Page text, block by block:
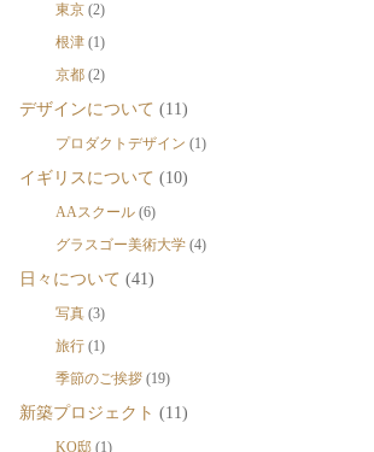
東京(2)
根津(1)
京都(2)
デザインについて (11)
プロダクトデザイン (1)
イギリスについて (10)
AAスクール(6)
グラスゴー美術大学(4)
日々について (41)
写真(3)
旅行(1)
季節のご挨拶(19)
新築プロジェクト (11)
KO邸(1)